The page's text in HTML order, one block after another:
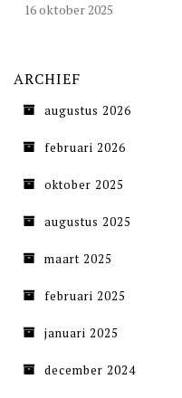
16 oktober 2025
ARCHIEF
augustus 2026
februari 2026
oktober 2025
augustus 2025
maart 2025
februari 2025
januari 2025
december 2024